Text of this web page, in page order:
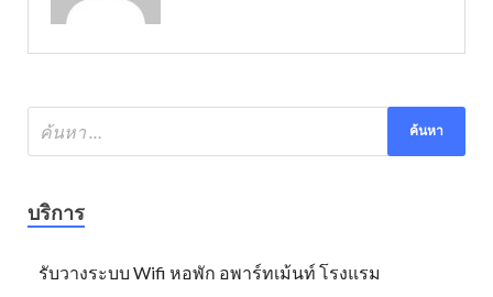
บริการ
รับวางระบบ Wifi หอพัก อพาร์ทเม้นท์ โรงแรม